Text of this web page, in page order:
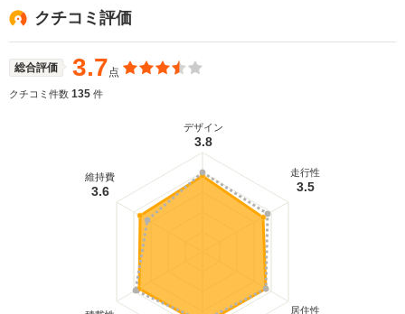
ンターピラーレスで乗り降りしやすい観音開きドア
などボディの機能性ではベースを上回る部分もあ
る。助手席リフトアップシート仕様も設定してい
る。(2001.6)
クチコミ評価
総合評価 3.7点
クチコミ件数 135 件
デザイン
3.8
走行性
3.5
居住性
維持費
3.6